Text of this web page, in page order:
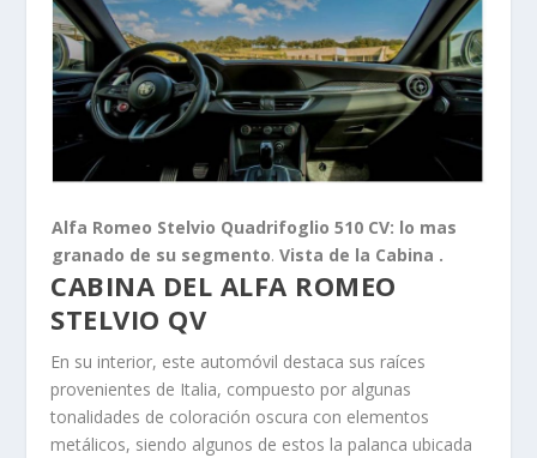
Alfa Romeo Stelvio Quadrifoglio 510 CV: lo mas
granado de su segmento. Vista de la Cabina .
CABINA DEL ALFA ROMEO
STELVIO QV
En su interior, este automóvil destaca sus raíces
provenientes de Italia, compuesto por algunas
tonalidades de coloración oscura con elementos
metálicos, siendo algunos de estos la palanca ubicada